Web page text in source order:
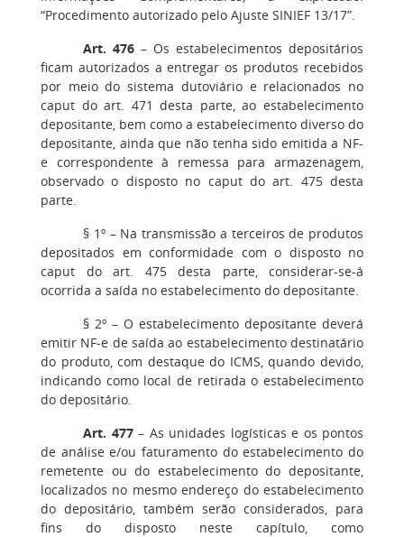
“Procedimento autorizado pelo Ajuste SINIEF 13/17”.
Art. 476 – Os estabelecimentos depositários
ficam autorizados a entregar os produtos recebidos
por meio do sistema dutoviário e relacionados no
caput do art. 471 desta parte, ao estabelecimento
depositante, bem como a estabelecimento diverso do
depositante, ainda que não tenha sido emitida a NF-
e correspondente à remessa para armazenagem,
observado o disposto no caput do art. 475 desta
parte.
§ 1º – Na transmissão a terceiros de produtos
depositados em conformidade com o disposto no
caput do art. 475 desta parte, considerar-se-á
ocorrida a saída no estabelecimento do depositante.
§ 2º– O estabelecimento depositante deverá
emitir NF-e de saída ao estabelecimento destinatário
do produto, com destaque do ICMS, quando devido,
indicando como local de retirada o estabelecimento
do depositário.
Art. 477 – As unidades logísticas e os pontos
de análise e/ou faturamento do estabelecimento do
remetente ou do estabelecimento do depositante,
localizados no mesmo endereço do estabelecimento
do depositário, também serão considerados, para
fins do disposto neste capítulo, como